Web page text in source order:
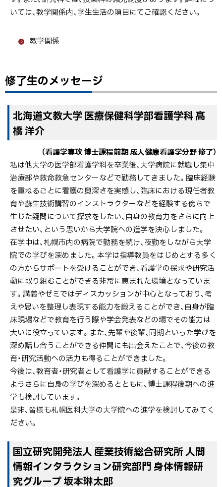
いては、教学関係内、学生生活の項目にてご確認ください。
教学関係
修了生のメッセージ
北海道文教大学 医療保健科学部看護学科 髙
橋 洋介
（看護学専攻 博士課程前期 成人健康看護学分野 修了）
私は他大学の医学部看護学科を卒業後、大学病院に就職し集中
治療部や救命救急センターなどで勤務してきました。臨床経験
を重ねるごとに看護の奥深さを実感し、臨床における現任者教
育や蘇生技術講習のインストラクターなどを経験する傍らで
生じた疑問について探求をしたい、自身の教育力をさらに向上
させたい、という思いから大学院への進学を決心しました。
在学中は、札幌市内の病院で勤務を続け、夜勤をしながら大学
院での学びを深めました。本学は指導教員をはじめとする多く
の方からサポートを受けることができ、看護学の探求や研究活
動に取り組むことができる非常に恵まれた環境となっていま
す。講義やゼミではディスカッションが中心となっており、考
えや思いを整理し表現する能力を鍛えることができ、自身が臨
床現場などで教育を行う際や学会発表などの場でその能力は
大いに役立っています。また、先輩や後輩、同期といった学びを
深め話し合うことができる仲間にも出会えたことで、今後の教
育・研究活動への活力も得ることができました。
今後は、教育者・研究者として看護学に貢献することができる
ようさらに自身の学びを深めるとともに、博士課程後期への進
学も検討しています。
是非、皆様も札幌医科大学の大学院への進学を検討してみてく
ださい。
国立研究開発法人 産業技術総合研究所 人間
情報インタラクション研究部門 身体情報研
究グループ 坂本琳太郎